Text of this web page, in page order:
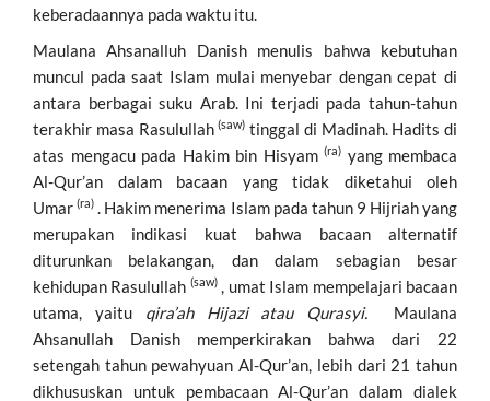
keberadaannya pada waktu itu.
Maulana Ahsanalluh Danish menulis bahwa kebutuhan
muncul pada saat Islam mulai menyebar dengan cepat di
antara berbagai suku Arab. Ini terjadi pada tahun-tahun
terakhir masa Rasulullah(saw) tinggal di Madinah. Hadits di
atas mengacu pada Hakim bin Hisyam (ra) yang membaca
Al-Qur’an dalam bacaan yang tidak diketahui oleh
Umar(ra) . Hakim menerima Islam pada tahun 9 Hijriah yang
merupakan indikasi kuat bahwa bacaan alternatif
diturunkan belakangan, dan dalam sebagian besar
kehidupan Rasulullah (saw), umat Islam mempelajari bacaan
utama, yaitu qira’ah Hijazi atau Qurasyi. Maulana
Ahsanullah Danish memperkirakan bahwa dari 22
setengah tahun pewahyuan Al-Qur’an, lebih dari 21 tahun
dikhususkan untuk pembacaan Al-Qur’an dalam dialek